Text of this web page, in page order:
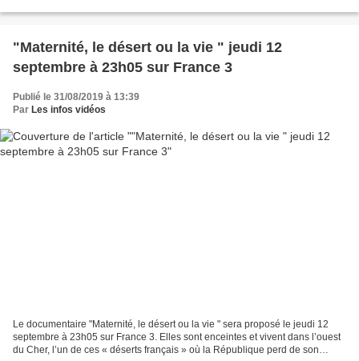
"Maternité, le désert ou la vie " jeudi 12
septembre à 23h05 sur France 3
Publié le 31/08/2019 à 13:39
Par Les infos vidéos
Le documentaire "Maternité, le désert ou la vie " sera proposé le jeudi 12
septembre à 23h05 sur France 3. Elles sont enceintes et vivent dans l’ouest
du Cher, l’un de ces « déserts français » où la République perd de son